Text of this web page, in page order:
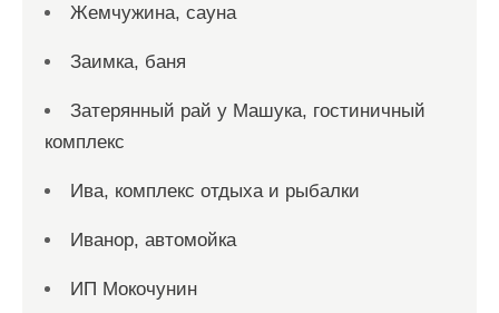
Жемчужина, сауна
Заимка, баня
Затерянный рай у Машука, гостиничный
комплекс
Ива, комплекс отдыха и рыбалки
Иванор, автомойка
ИП Мокочунин